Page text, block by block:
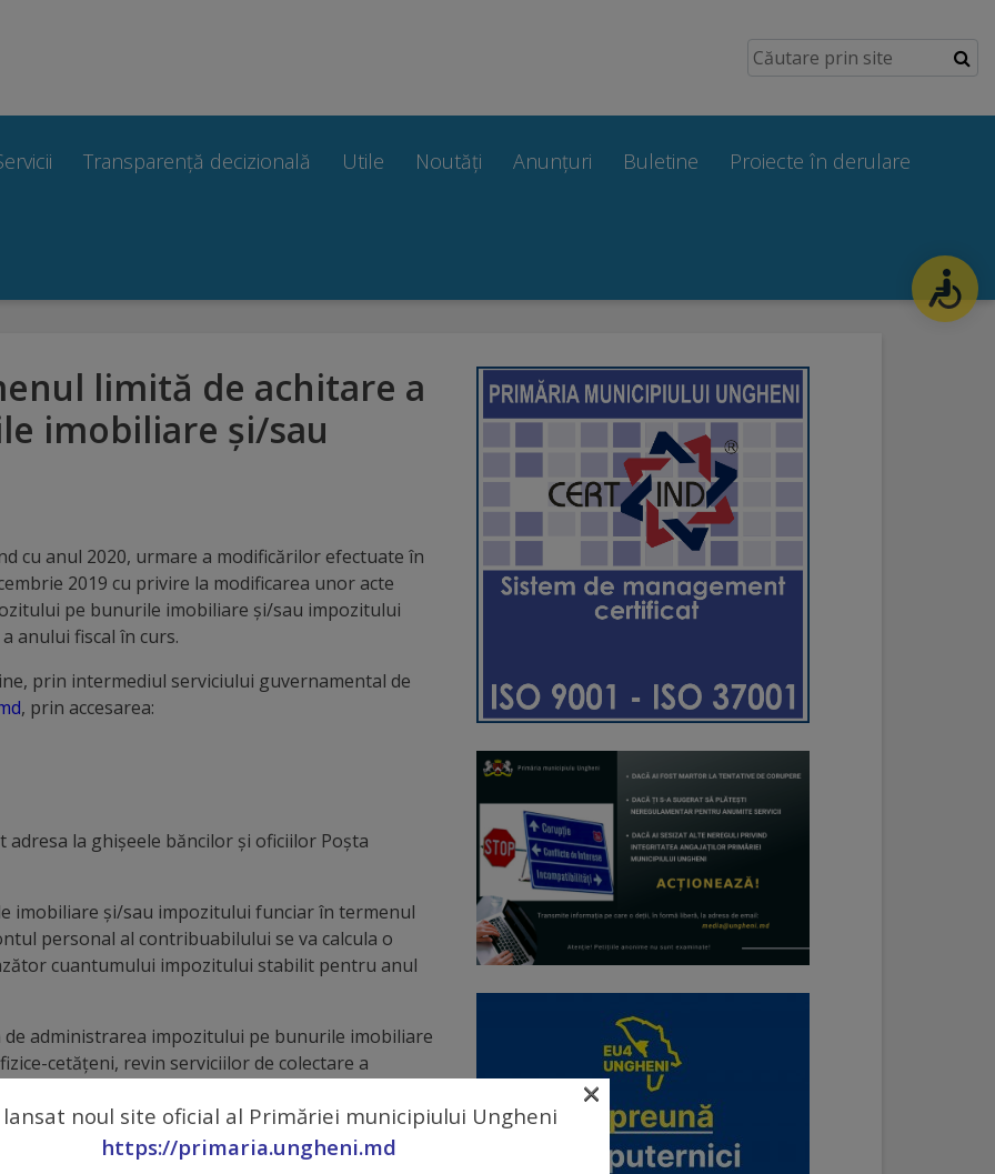
Transparență decizională Utile Noutăți Anunțuri Buletine Proiecte în derulare
limită de achitare a
imobiliare și/sau
cu anul 2020, urmare a modificărilor efectuate în
2019 cu privire la modificarea unor acte
pe bunurile imobiliare şi/sau impozitului
a anului fiscal în curs.
prin intermediul serviciului guvernamental de
, prin accesarea:
la ghișeele băncilor și oficiilor Poșta
imobiliare şi/sau impozitului funciar în termenul
personal al contribuabilului se va calcula o
cuantumului impozitului stabilit pentru anul
administrarea impozitului pe bunurile imobiliare
cetăţeni, revin serviciilor de colectare a
(SCITL).
SCITL din raza amplasării bunurilor
noul site oficial al Primăriei municipiului Ungheni
https://primaria.ungheni.md
×